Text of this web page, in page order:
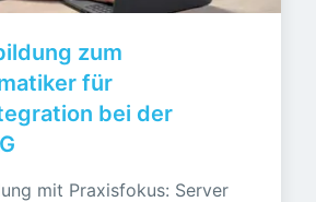
zum
für
bei der
mit Praxisfokus: Server